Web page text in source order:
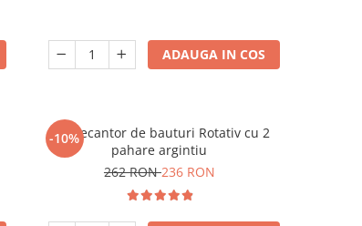
ADAUGA IN COS
-10%
Set Decantor de bauturi Rotativ cu 2
pahare argintiu
262 RON236 RON